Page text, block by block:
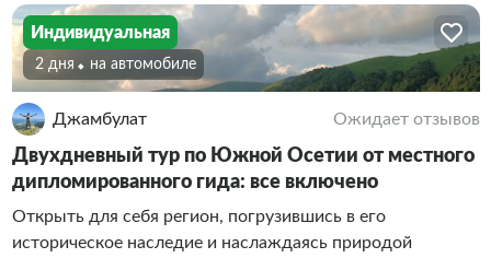
Индивидуальная
2 дня На автомобиле
Джамбулат Ожидает отзывов
Двухдневный тур по Южной Осетии от местного
дипломированного гида: все включено
Открыть для себя регион, погрузившись в его
историческое наследие и наслаждаясь природой